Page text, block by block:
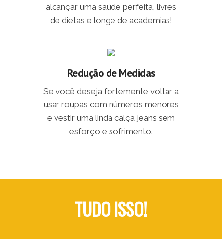
alcançar uma saúde perfeita, livres
de dietas e longe de academias!
Redução de Medidas
Se você deseja fortemente voltar a
usar roupas com números menores
e vestir uma linda calça jeans sem
esforço e sofrimento.
TUDO ISSO!